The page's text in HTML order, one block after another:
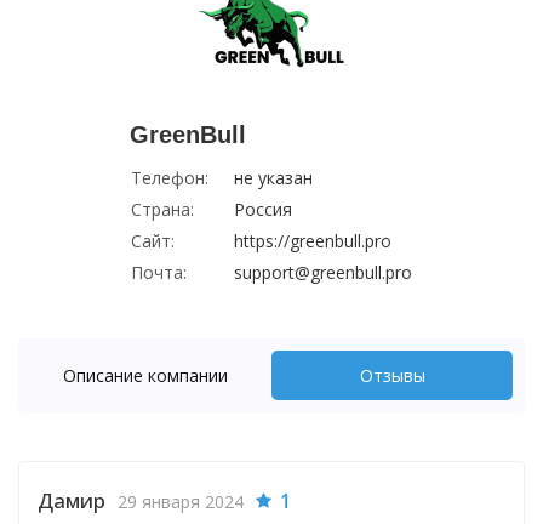
GreenBull
Телефон:
не указан
Страна:
Россия
Сайт:
https://greenbull.pro
Почта:
support@greenbull.pro
Описание компании Отзывы
Дамир 29 января 2024 1